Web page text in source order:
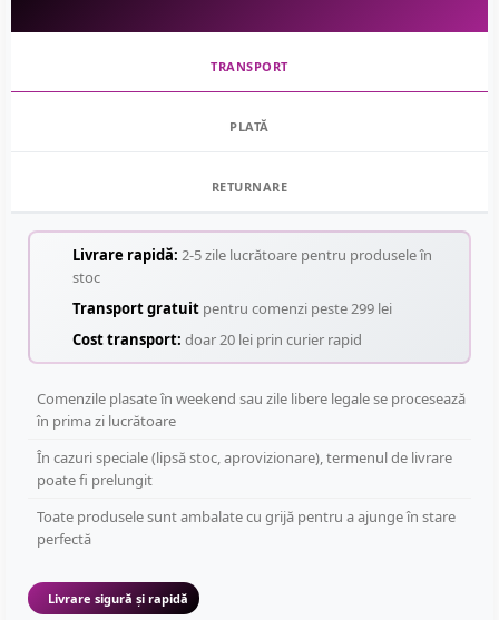
TRANSPORT
PLATĂ
RETURNARE
Livrare rapidă: 2-5 zile lucrătoare pentru produsele în
stoc
Transport gratuit pentru comenzi peste 299 lei
Cost transport: doar 20 lei prin curier rapid
Comenzile plasate în weekend sau zile libere legale se procesează
în prima zi lucrătoare
În cazuri speciale (lipsă stoc, aprovizionare), termenul de livrare
poate fi prelungit
Toate produsele sunt ambalate cu grijă pentru a ajunge în stare
perfectă
Livrare sigură și rapidă